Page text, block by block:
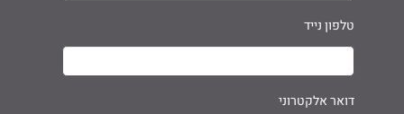
טלפון נייד
דואר אלקטרוני